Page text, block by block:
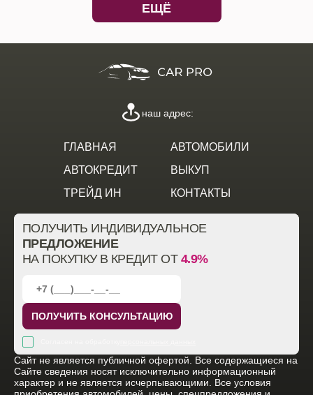
ЕЩЁ
ГЛАВНАЯ
АВТОМОБИЛИ
АВТОКРЕДИТ
ВЫКУП
ТРЕЙД ИН
КОНТАКТЫ
наш адрес:
ПОЛУЧИТЬ ИНДИВИДУАЛЬНОЕ
ПРЕДЛОЖЕНИЕ
НА ПОКУПКУ В КРЕДИТ ОТ 4.9%
ПОЛУЧИТЬ КОНСУЛЬТАЦИЮ
Cайт не является публичной офертой. Все содержащиеся на
Сайте сведения носят исключительно информационный
характер и не является исчерпывающими. Все условия